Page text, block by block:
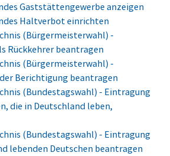
Gaststättengewerbe anzeigen
Haltverbot einrichten
(Bürgermeisterwahl) -
Rückkehrer beantragen
(Bürgermeisterwahl) -
Berichtigung beantragen
(Bundestagswahl) - Eintragung
die in Deutschland leben,
(Bundestagswahl) - Eintragung
lebenden Deutschen beantragen